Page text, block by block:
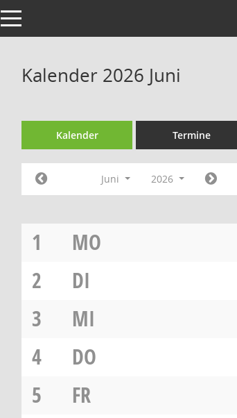
Toggle navigation
Kalender 2026 Juni
Kalender Termine
Juni 2026
1
MO
2
DI
3
MI
4
DO
5
FR